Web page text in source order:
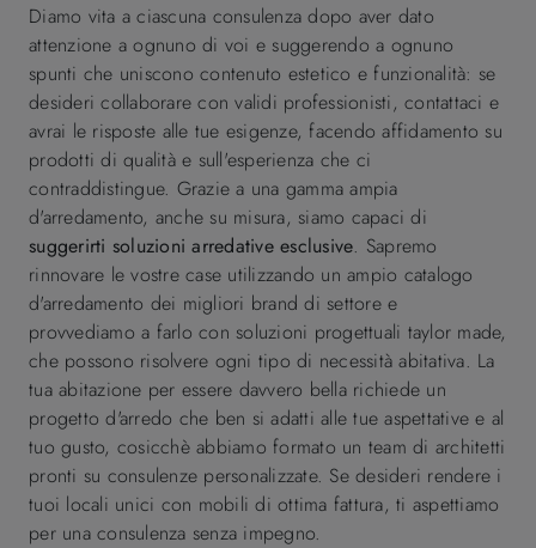
Diamo vita a ciascuna consulenza dopo aver dato
attenzione a ognuno di voi e suggerendo a ognuno
spunti che uniscono contenuto estetico e funzionalità: se
desideri collaborare con validi professionisti, contattaci e
avrai le risposte alle tue esigenze, facendo affidamento su
prodotti di qualità e sull'esperienza che ci
contraddistingue. Grazie a una gamma ampia
d'arredamento, anche su misura, siamo capaci di
suggerirti soluzioni arredative esclusive. Sapremo
rinnovare le vostre case utilizzando un ampio catalogo
d'arredamento dei migliori brand di settore e
provvediamo a farlo con soluzioni progettuali taylor made,
che possono risolvere ogni tipo di necessità abitativa. La
tua abitazione per essere davvero bella richiede un
progetto d'arredo che ben si adatti alle tue aspettative e al
tuo gusto, cosicchè abbiamo formato un team di architetti
pronti su consulenze personalizzate. Se desideri rendere i
tuoi locali unici con mobili di ottima fattura, ti aspettiamo
per una consulenza senza impegno.